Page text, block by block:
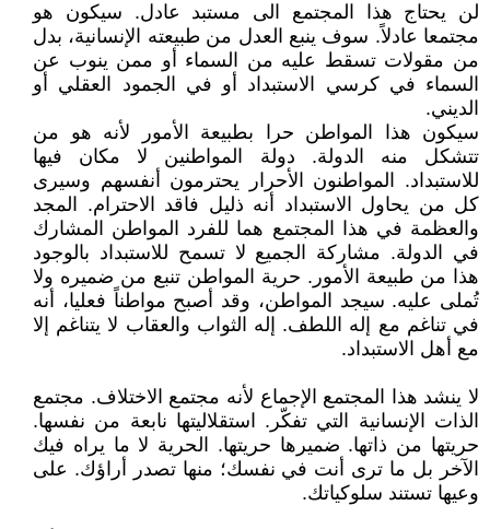
لن يحتاج هذا المجتمع الى مستبد عادل. سيكون هو
مجتمعا عادلاً. سوف ينبع العدل من طبيعته الإنسانية، بدل
من مقولات تسقط عليه من السماء أو ممن ينوب عن
السماء في كرسي الاستبداد أو في الجمود العقلي أو
الديني.
سيكون هذا المواطن حرا بطبيعة الأمور لأنه هو من
تتشكل منه الدولة. دولة المواطنين لا مكان فيها
للاستبداد. المواطنون الأحرار يحترمون أنفسهم وسيرى
كل من يحاول الاستبداد أنه ذليل فاقد الاحترام. المجد
والعظمة في هذا المجتمع هما للفرد المواطن المشارك
في الدولة. مشاركة الجميع لا تسمح للاستبداد بالوجود
هذا من طبيعة الأمور. حرية المواطن تنبع من ضميره ولا
تُملى عليه. سيجد المواطن، وقد أصبح مواطناً فعليا، أنه
في تناغم مع إله اللطف. إله الثواب والعقاب لا يتناغم إلا
مع أهل الاستبداد.
لا ينشد هذا المجتمع الإجماع لأنه مجتمع الاختلاف. مجتمع
الذات الإنسانية التي تفكّر. استقلاليتها نابعة من نفسها.
حريتها من ذاتها. ضميرها حريتها. الحرية لا ما يراه فيك
الآخر بل ما ترى أنت في نفسك؛ منها تصدر أراؤك. على
وعيها تستند سلوكياتك.